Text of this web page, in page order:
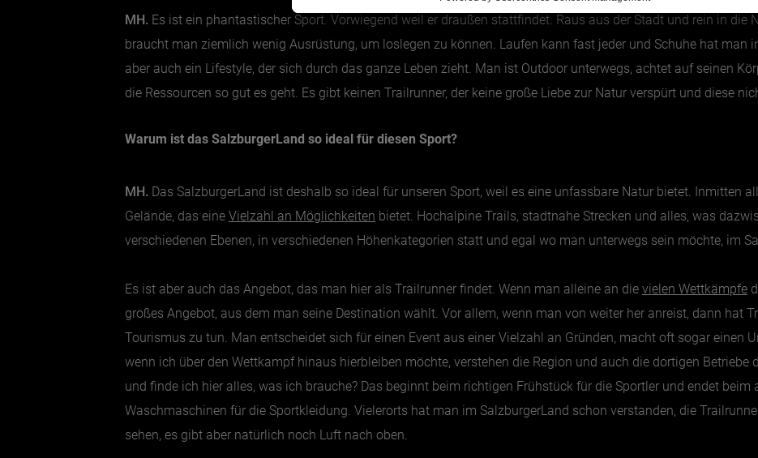
MH. Es ist ein phantastischer Sport. Vorwiegend weil er draußen stattfindet. Raus aus der Stadt und rein in die
braucht man ziemlich wenig Ausrüstung, um loslegen zu können. Laufen kann fast jeder und Schuhe hat man
aber auch ein Lifestyle, der sich durch das ganze Leben zieht. Man ist Outdoor unterwegs, achtet auf seinen
die Ressourcen so gut es geht. Es gibt keinen Trailrunner, der keine große Liebe zur Natur verspürt und diese
Warum ist das SalzburgerLand so ideal für diesen Sport?
MH. Das SalzburgerLand ist deshalb so ideal für unseren Sport, weil es eine unfassbare Natur bietet. Inmitten
Gelände, das eine Vielzahl an Möglichkeiten bietet. Hochalpine Trails, stadtnahe Strecken und alles, was
verschiedenen Ebenen, in verschiedenen Höhenkategorien statt und egal wo man unterwegs sein möchte, im
Es ist aber auch das Angebot, das man hier als Trailrunner findet. Wenn man alleine an die vielen Wettkämpfe
großes Angebot, aus dem man seine Destination wählt. Vor allem, wenn man von weiter her anreist, dann hat
Tourismus zu tun. Man entscheidet sich für einen Event aus einer Vielzahl an Gründen, macht oft sogar einen
wenn ich über den Wettkampf hinaus hierbleiben möchte, verstehen die Region und auch die dortigen Betriebe
und finde ich hier alles, was ich brauche? Das beginnt beim richtigen Frühstück für die Sportler und endet beim
Waschmaschinen für die Sportkleidung. Vielerorts hat man im SalzburgerLand schon verstanden, die
sehen, es gibt aber natürlich noch Luft nach oben.